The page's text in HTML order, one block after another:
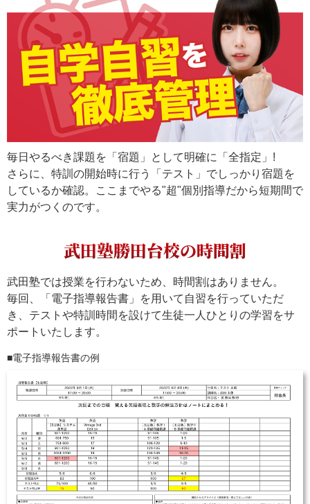
毎日やるべき課題を「宿題」として明確に「全指定」!
さらに、特訓の開始時に行う「テスト」でしっかり宿題を
しているか確認。ここまでやる"超"個別指導だから短期間で
実力がつくのです。
武田塾勝田台校の時間割
武田塾では授業を行わないため、時間割はありません。
毎回、「電子指導報告書」を用いて自習を行っていただ
き、テストや特訓時間を設けて生徒一人ひとりの学習をサ
ポートいたします。
電子指導報告書の例